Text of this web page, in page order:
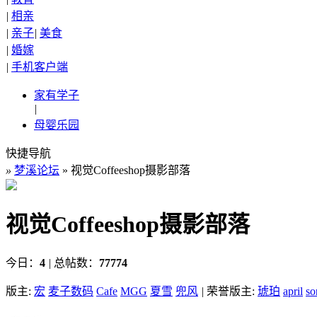
| 相亲
| 亲子| 美食
| 婚嫁
| 手机客户端
家有学子
|
母婴乐园
快捷导航
» 梦溪论坛 » 视觉Coffeeshop摄影部落
视觉Coffeeshop摄影部落
今日： 4 | 总帖数： 77774
版主: 宏 麦子数码 Cafe MGG 夏雪 兜风 | 荣誉版主: 琥珀 april